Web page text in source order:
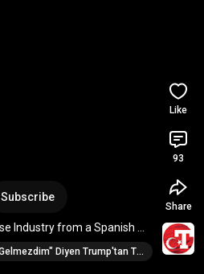
Subscribe
Industry from a Spanish
Turkish Produ...
"Erdoğan Olmasa NATO'ya Gelmezdim" Diyen Trump'tan Türk Düşmanlarını Çatlatan F- 35 Açıklaması!
Like
93
Share